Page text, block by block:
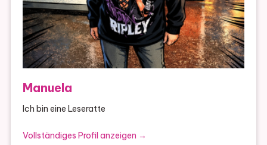
Manuela
Ich bin eine Leseratte
Vollständiges Profil anzeigen →